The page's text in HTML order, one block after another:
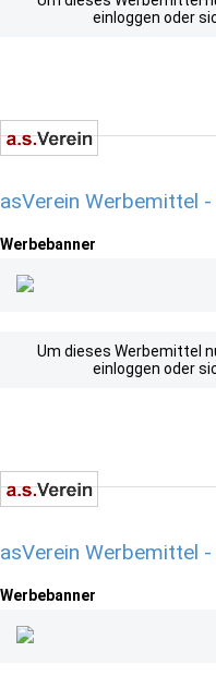
einloggen oder
asVerein Werbemittel
Werbebanner
Um dieses Werbemittel
einloggen oder
asVerein Werbemittel
Werbebanner